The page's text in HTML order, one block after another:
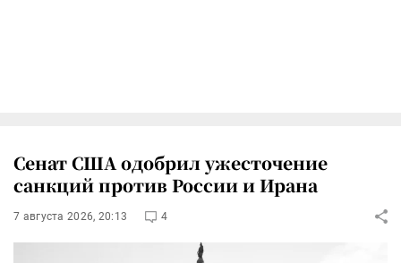
Сенат США одобрил ужесточение
санкций против России и Ирана
7 августа 2026, 20:13 4